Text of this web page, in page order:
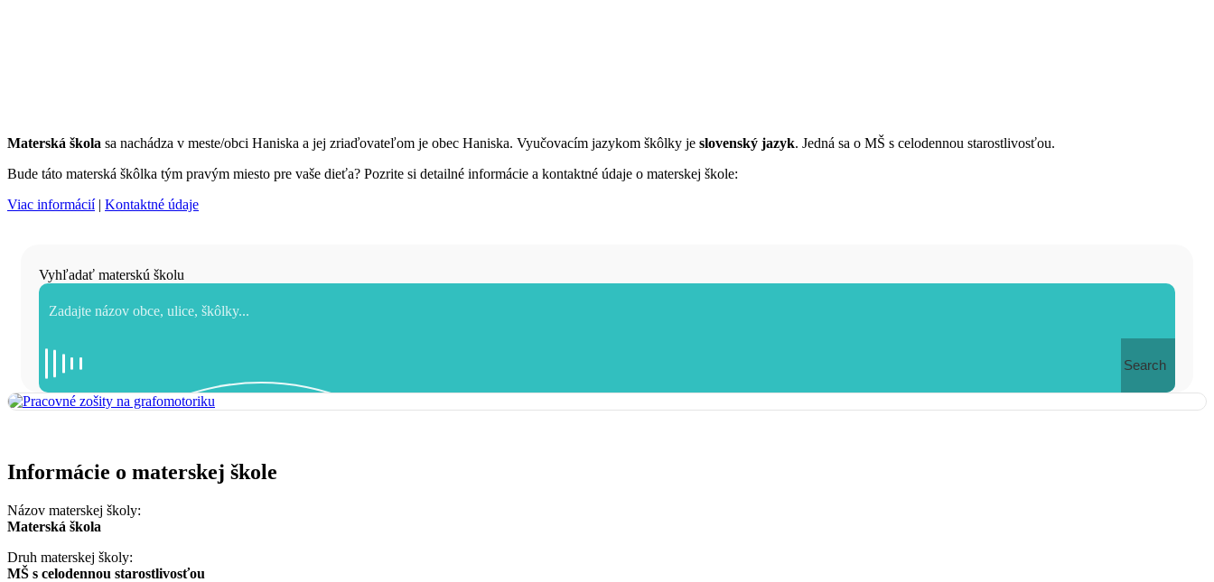
Materská škola sa nachádza v meste/obci Haniska a jej zriaďovateľom je obec Haniska. Vyučovacím jazykom škôlky je slovenský jazyk. Jedná sa o MŠ s celodennou starostlivosťou.
Bude táto materská škôlka tým pravým miesto pre vaše dieťa? Pozrite si detailné informácie a kontaktné údaje o materskej škole:
Viac informácií| Kontaktné údaje
Vyhľadať materskú školu
Search
Informácie o materskej škole
Názov materskej školy:
Materská škola
Druh materskej školy:
MŠ s celodennou starostlivosťou